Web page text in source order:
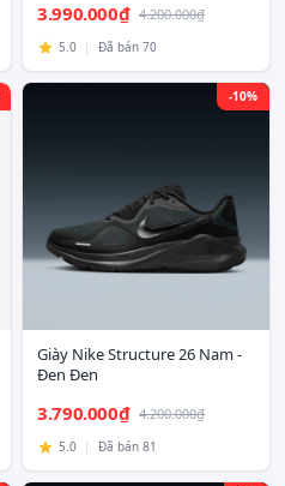
3.990.000₫ 4.200.000₫
5.0 | Đã bán 70
-10%
Giày Nike Structure 26 Nam -
Đen Đen
3.790.000₫ 4.200.000₫
5.0 | Đã bán 81